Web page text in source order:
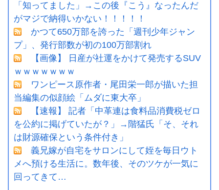
「知ってました」→この後『こう』なったんだ
がマジで納得いかない！！！！！
かつて650万部を誇った「週刊少年ジャン
プ」、発行部数が初の100万部割れ
【画像】 日産が社運をかけて発売するSUV
ｗｗｗｗｗｗｗ
ワンピース原作者・尾田栄一郎が描いた担
当編集の似顔絵「ムダに東大卒」
【速報】 記者「中革連は食料品消費税ゼロ
を公約に掲げていたが？」→階猛氏「そ、それ
は財源確保という条件付き」
義兄嫁が自宅をサロンにして姪を毎日ウト
メへ預ける生活に。数年後、そのツケが一気に
回ってきて…